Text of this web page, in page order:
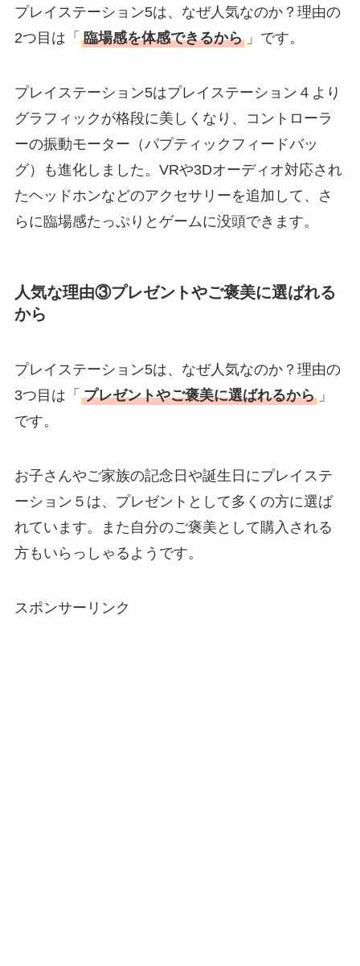
プレイステーション5は、なぜ人気なのか？理由の
2つ目は「 臨場感を体感できるから 」です。
プレイステーション5はプレイステーション４より
グラフィックが格段に美しくなり、コントローラ
ーの振動モーター（パプティックフィードバッ
グ）も進化しました。VRや3Dオーディオ対応され
たヘッドホンなどのアクセサリーを追加して、さ
らに臨場感たっぷりとゲームに没頭できます。
人気な理由③プレゼントやご褒美に選ばれる
から
プレイステーション5は、なぜ人気なのか？理由の
3つ目は「 プレゼントやご褒美に選ばれるから 」
です。
お子さんやご家族の記念日や誕生日にプレイステ
ーション５は、プレゼントとして多くの方に選ば
れています。また自分のご褒美として購入される
方もいらっしゃるようです。
スポンサーリンク